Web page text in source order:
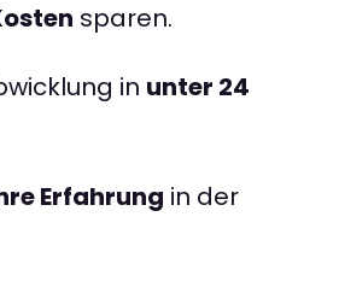
sparen.
in unter 24
Erfahrung in der